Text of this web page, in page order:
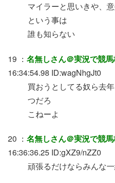
マイラーと思いきや、
という事は
誰も知らない
19 ： 名無しさん＠実況で競馬
16:34:54.98 ID:wagNhgJt0
買おうとしてる奴ら去
つだろ
こねーよ
20 ： 名無しさん＠実況で競馬
16:36:36.25 ID:gXZ9/nZZ0
頑張るだけならみんな